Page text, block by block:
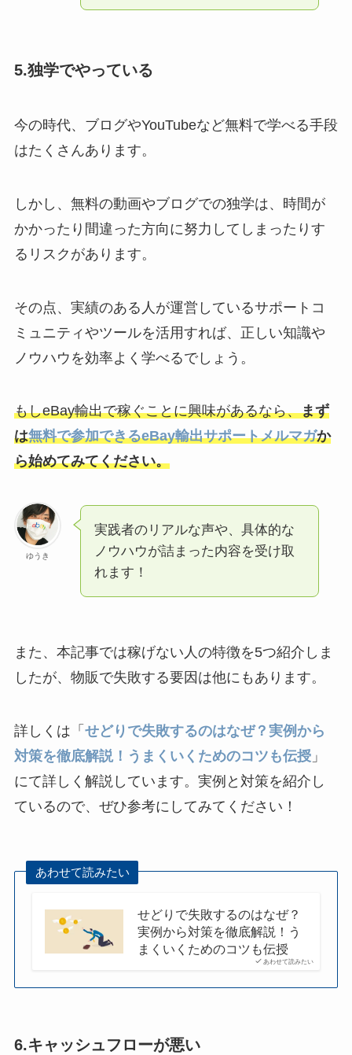
5.独学でやっている
今の時代、ブログやYouTubeなど無料で学べる手段
はたくさんあります。
しかし、無料の動画やブログでの独学は、時間が
かかったり間違った方向に努力してしまったりす
るリスクがあります。
その点、実績のある人が運営しているサポートコ
ミュニティやツールを活用すれば、正しい知識や
ノウハウを効率よく学べるでしょう。
もしeBay輸出で稼ぐことに興味があるなら、まず
は無料で参加できるeBay輸出サポートメルマガか
ら始めてみてください。
ゆうき
実践者のリアルな声や、具体的な
ノウハウが詰まった内容を受け取
れます！
また、本記事では稼げない人の特徴を5つ紹介しま
したが、物販で失敗する要因は他にもあります。
詳しくは「 せどりで失敗するのはなぜ？実例から
対策を徹底解説！うまくいくためのコツも伝授」
にて詳しく解説しています。実例と対策を紹介し
ているので、ぜひ参考にしてみてください！
あわせて読みたい
あわせて読みたい
せどりで失敗するのはなぜ？
実例から対策を徹底解説！う
まくいくためのコツも伝授
6.キャッシュフローが悪い